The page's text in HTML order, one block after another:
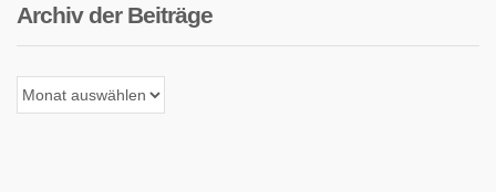
Archiv der Beiträge
Archiv
der